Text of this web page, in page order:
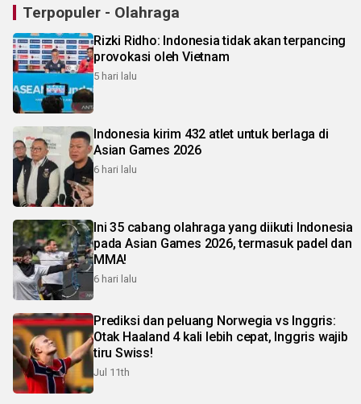
Terpopuler - Olahraga
Rizki Ridho: Indonesia tidak akan terpancing
provokasi oleh Vietnam
5 hari lalu
Indonesia kirim 432 atlet untuk berlaga di
Asian Games 2026
6 hari lalu
Ini 35 cabang olahraga yang diikuti Indonesia
pada Asian Games 2026, termasuk padel dan
MMA!
6 hari lalu
Prediksi dan peluang Norwegia vs Inggris:
Otak Haaland 4 kali lebih cepat, Inggris wajib
tiru Swiss!
Jul 11th